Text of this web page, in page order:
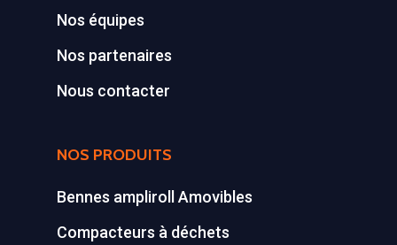
Nos équipes
Nos partenaires
Nous contacter
NOS PRODUITS
Bennes ampliroll Amovibles
Compacteurs à déchets